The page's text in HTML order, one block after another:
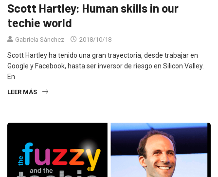
Scott Hartley: Human skills in our
techie world
Gabriela Sánchez 2018/10/18
Scott Hartley ha tenido una gran trayectoria, desde trabajar en
Google y Facebook, hasta ser inversor de riesgo en Silicon Valley.
En
LEER MÁS